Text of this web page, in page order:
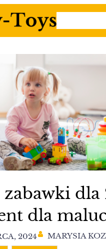
zabawki dla
dla
2024 MARYSIA